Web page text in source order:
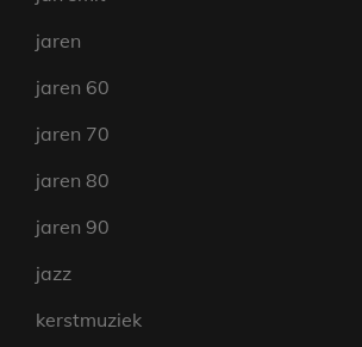
jaren
jaren 60
jaren 70
jaren 80
jaren 90
jazz
kerstmuziek